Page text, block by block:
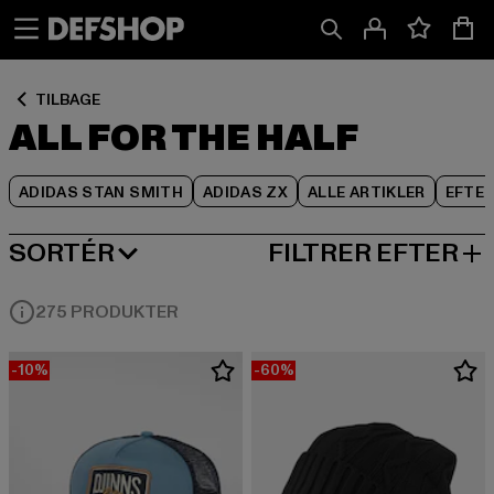
TILBAGE
ALL FOR THE HALF
ADIDAS STAN SMITH ADIDAS ZX ALLE ARTIKLER
SORTÉR
MEST POPULÆRE FILTRER EFTER
275 PRODUKTER
-10% -60%